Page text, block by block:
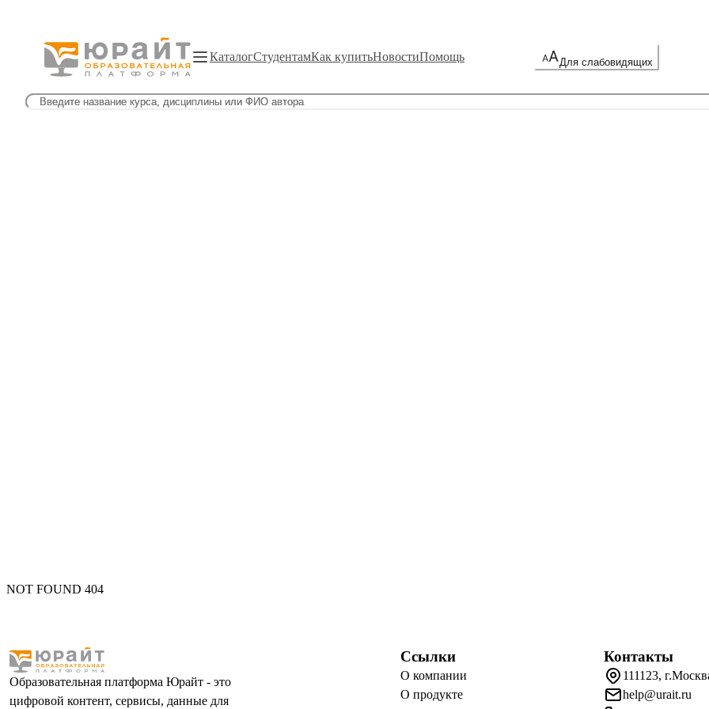
КаталогСтудентамКак купитьНовостиПомощь Для слабовидящих
NOT FOUND 404
Образовательная платформа Юрайт - это
цифровой контент, сервисы, данные для
Ссылки
О компании
О продукте
Контакты
111123,
help@urait.ru